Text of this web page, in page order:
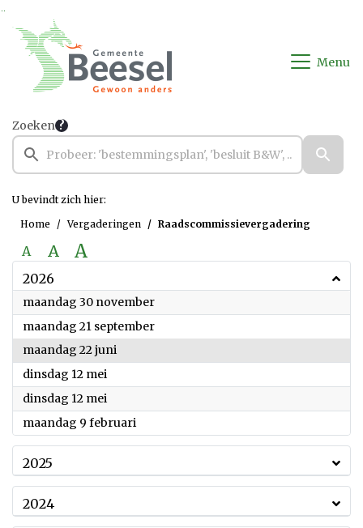
Ga naar de inhoud van deze pagina
Ga naar het zoeken
Ga naar het menu
Menu
Zoeken
U bevindt zich hier:
Home
Vergaderingen Raadscommissievergadering
A A A
2026
maandag 30 november2026
maandag 21 september2026
maandag 22 juni
dinsdag 12 mei
dinsdag 12 mei
maandag 9 februari
2025
2024